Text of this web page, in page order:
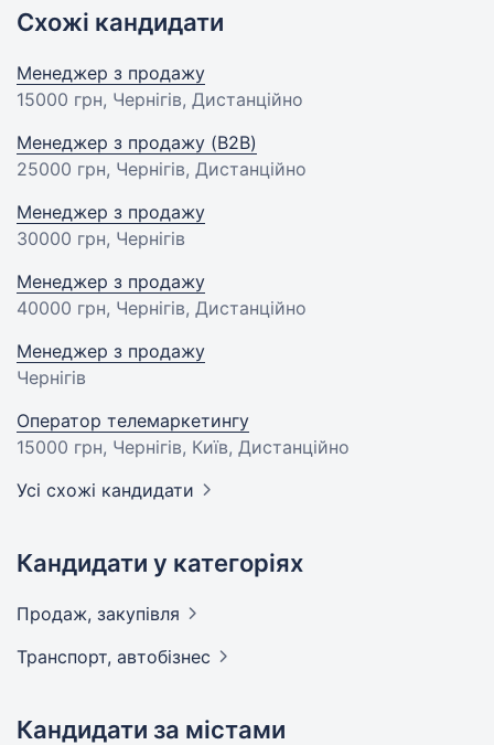
Схожі кандидати
Менеджер з продажу
15000 грн, Чернігів, Дистанційно
Менеджер з продажу (B2B)
25000 грн, Чернігів, Дистанційно
Менеджер з продажу
30000 грн, Чернігів
Менеджер з продажу
40000 грн, Чернігів, Дистанційно
Менеджер з продажу
Чернігів
Оператор телемаркетингу
15000 грн, Чернігів, Київ, Дистанційно
Усі схожі кандидати
Кандидати у категоріях
Продаж, закупівля
Транспорт, автобізнес
Кандидати за містами